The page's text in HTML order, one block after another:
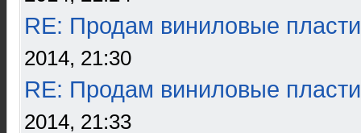
RE: Продам виниловые
2014, 21:30
RE: Продам виниловые
2014, 21:33